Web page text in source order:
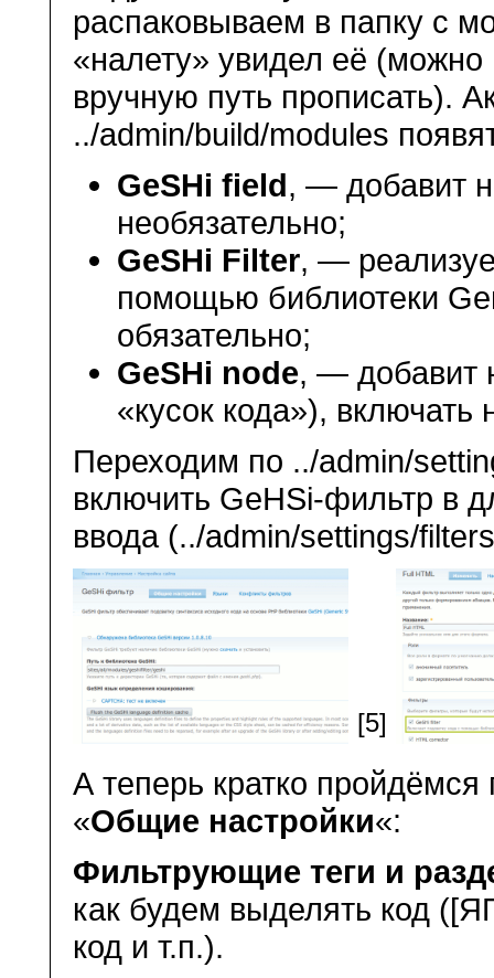
распаковываем в папку с
«налету» увидел её
вручную путь прописать).
../admin/build/modules
GeSHi field, — добавит
необязательно;
GeSHi Filter, —
помощью библиотеки
обязательно;
GeSHi node, — добавит
«кусок кода»), включать
Переходим по ../admin/
включить GeHSi-фильтр в
ввода (../admin/settings/
[5]
А теперь кратко
«Общие настройки«:
Фильтрующие теги и
как будем выделять код
код и т.п.).